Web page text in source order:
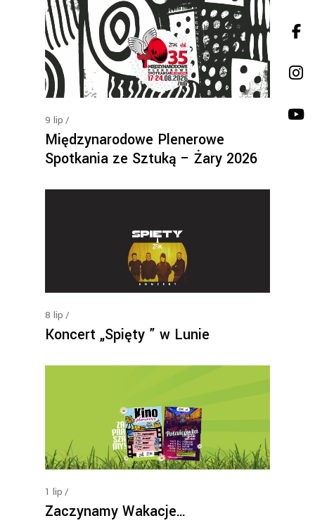
9 lip
Międzynarodowe Plenerowe
Spotkania ze Sztuką – Żary 2026
8 lip
Koncert „Spięty ” w Lunie
1 lip
Zaczynamy Wakacje…